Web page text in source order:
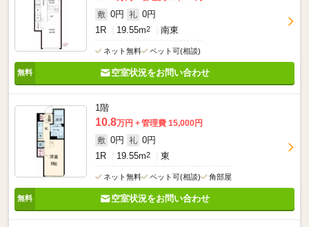
敷 0円 礼 0円
1R
19.55m2 南東
ネット無料 ペット可(相談)
空室状況をお問い合わせ
1階
10.8万円
管理費 15,000円
敷 0円 礼 0円
1R
19.55m2 東
ネット無料 ペット可(相談) 角部屋
空室状況をお問い合わせ